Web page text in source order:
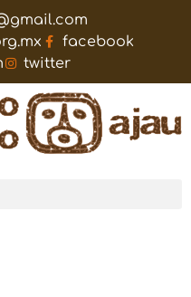
facebook
twitter